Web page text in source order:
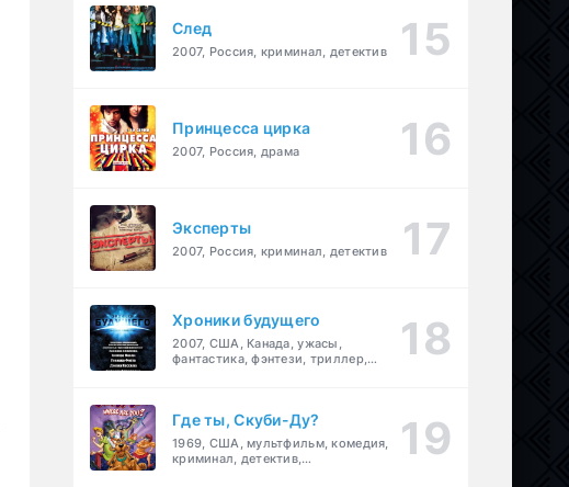
След
2007, Россия, криминал, детектив
Принцесса цирка
2007, Россия, драма
Эксперты
2007, Россия, криминал, детектив
Хроники будущего
2007, США, Канада, ужасы,
фантастика, фэнтези, триллер,
Где ты, Скуби-Ду?
1969, США, мультфильм, комедия,
криминал, детектив,